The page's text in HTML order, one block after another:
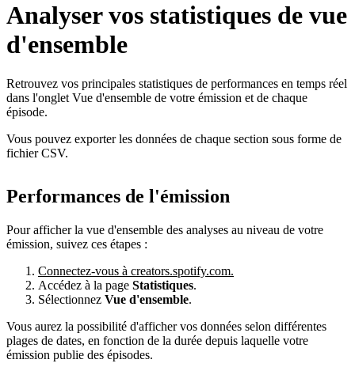
Analyser vos statistiques de vue
d'ensemble
Retrouvez vos principales statistiques de performances en temps réel
dans l'onglet Vue d'ensemble de votre émission et de chaque
épisode.
Vous pouvez exporter les données de chaque section sous forme de
fichier CSV.
Performances de l'émission
Pour afficher la vue d'ensemble des analyses au niveau de votre
émission, suivez ces étapes :
Connectez-vous à creators.spotify.com.
Accédez à la page Statistiques.
Sélectionnez Vue d'ensemble.
Vous aurez la possibilité d'afficher vos données selon différentes
plages de dates, en fonction de la durée depuis laquelle votre
émission publie des épisodes.